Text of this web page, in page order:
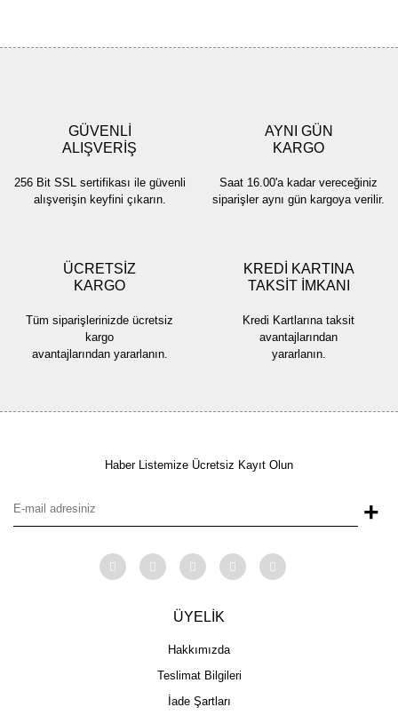
GÜVENLİ
ALIŞVERİŞ
256 Bit SSL sertifikası ile güvenli
alışverişin keyfini çıkarın.
AYNI GÜN
KARGO
Saat 16.00'a kadar vereceğiniz
siparişler aynı gün kargoya verilir.
ÜCRETSİZ
KARGO
Tüm siparişlerinizde ücretsiz
kargo
avantajlarından yararlanın.
KREDİ KARTINA
TAKSİT İMKANI
Kredi Kartlarına taksit
avantajlarından
yararlanın.
Haber Listemize Ücretsiz Kayıt Olun
+
ÜYELİK
Hakkımızda
Teslimat Bilgileri
İade Şartları